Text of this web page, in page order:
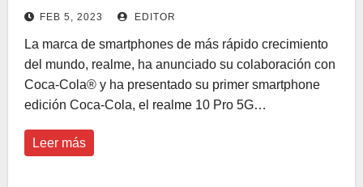
FEB 5, 2023 EDITOR
La marca de smartphones de más rápido crecimiento
del mundo, realme, ha anunciado su colaboración con
Coca-Cola® y ha presentado su primer smartphone
edición Coca-Cola, el realme 10 Pro 5G…
Leer más